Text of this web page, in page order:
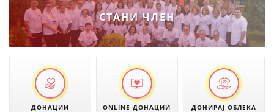
КРВОДАРИТЕЛСТВО
ИНФОРМАЦИИ ЗА БОЛЕСТИ
ЗА НАС
СТАНИ ЧЛЕН
ДОНАЦИИ ONLINE ДОНАЦИИ ДОНИРАЈ ОБЛЕКА